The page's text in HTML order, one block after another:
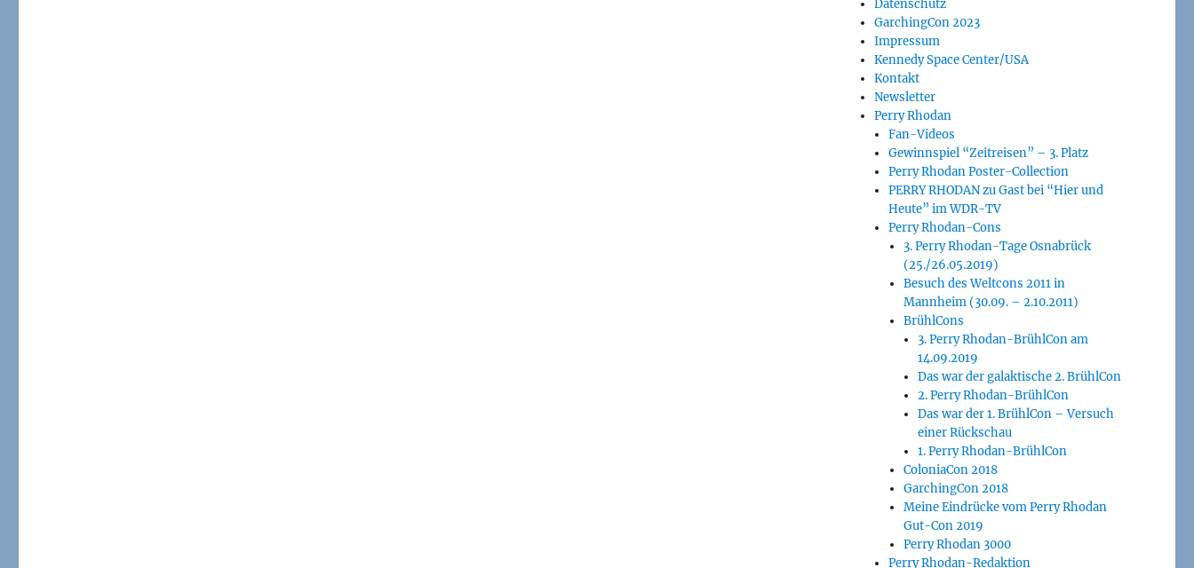
Datenschutz
GarchingCon 2023
Impressum
Kennedy Space Center/USA
Kontakt
Newsletter
Perry Rhodan
Fan-Videos
Gewinnspiel “Zeitreisen” – 3. Platz
Perry Rhodan Poster-Collection
PERRY RHODAN zu Gast bei “Hier und
Heute” im WDR-TV
Perry Rhodan-Cons
3. Perry Rhodan-Tage Osnabrück
(25./26.05.2019)
Besuch des Weltcons 2011 in
Mannheim (30.09. – 2.10.2011)
BrühlCons
3. Perry Rhodan-BrühlCon am
14.09.2019
Das war der galaktische 2. BrühlCon
2. Perry Rhodan-BrühlCon
Das war der 1. BrühlCon – Versuch
einer Rückschau
1. Perry Rhodan-BrühlCon
ColoniaCon 2018
GarchingCon 2018
Meine Eindrücke vom Perry Rhodan
Gut-Con 2019
Perry Rhodan 3000
Perry Rhodan-Redaktion